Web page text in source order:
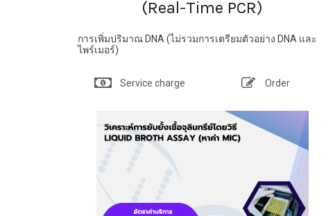
(Real-Time PCR)
การเพิ่มปริมาณ DNA (ไม่รวมการเตรียมตัวอย่าง DNA และ
ไพร์เมอร์)
Service charge Order